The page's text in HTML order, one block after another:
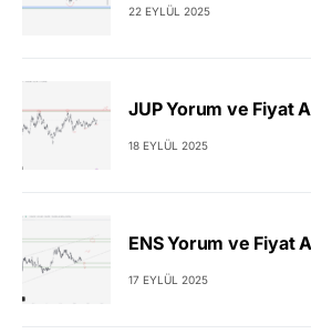
22 EYLÜL 2025
JUP Yorum ve Fiyat
18 EYLÜL 2025
ENS Yorum ve Fiyat
17 EYLÜL 2025